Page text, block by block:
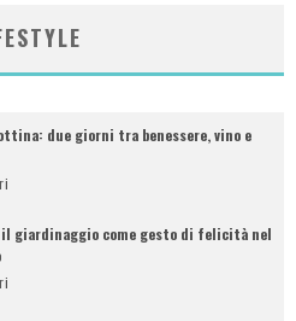
due giorni tra benessere, vino e
giardinaggio come gesto di felicità nel